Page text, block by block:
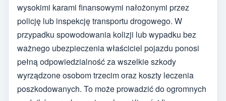
wysokimi karami finansowymi nałożonymi przez
policję lub inspekcję transportu drogowego. W
przypadku spowodowania kolizji lub wypadku bez
ważnego ubezpieczenia właściciel pojazdu ponosi
pełną odpowiedzialność za wszelkie szkody
wyrządzone osobom trzecim oraz koszty leczenia
poszkodowanych. To może prowadzić do ogromnych